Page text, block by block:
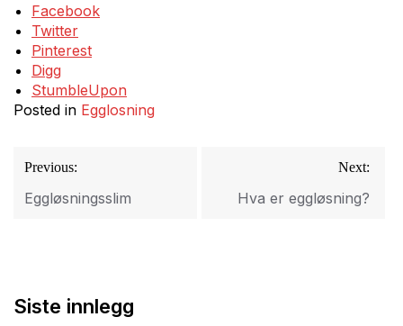
Share
the
post
«Eggløsningstester»
Facebook
Twitter
Pinterest
Digg
StumbleUpon
Posted in Egglosning
Innleggsnavigasjon
Previous:
Eggløsningsslim
Next:
Hva er eggløsning?
Siste innlegg